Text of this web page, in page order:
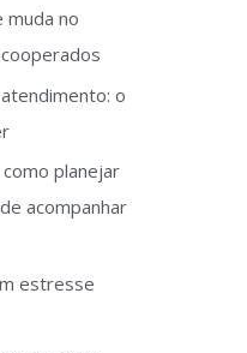
muda no
o
planejar
acompanhar
estresse